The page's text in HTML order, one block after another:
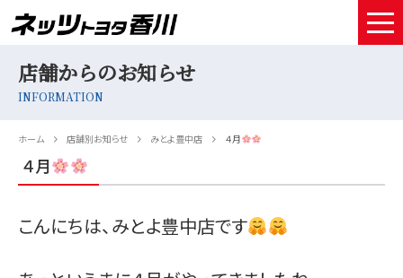
店舗情報
店舗からのお知らせ
INFORMATION
ホーム 店舗別お知らせ みとよ豊中店 ４月
４月
こんにちは、みとよ豊中店です